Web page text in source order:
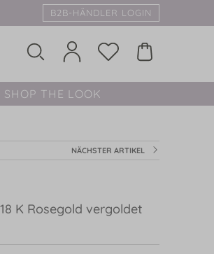
B2B-HÄNDLER LOGIN
SHOP THE LOOK
NÄCHSTER ARTIKEL
K Rosegold vergoldet